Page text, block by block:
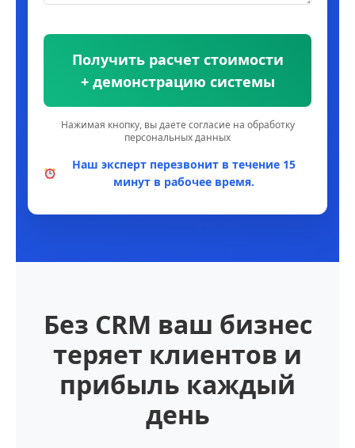
Получить расчет стоимости
+ демонстрацию системы
Нажимая кнопку, вы даете согласие на обработку
персональных данных
Наш эксперт перезвонит в течение 15
минут в рабочее время.
Без CRM ваш бизнес
теряет клиентов и
прибыль каждый
день